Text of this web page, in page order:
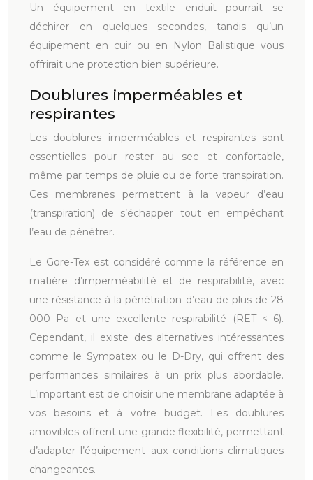
Un équipement en textile enduit pourrait se
déchirer en quelques secondes, tandis qu’un
équipement en cuir ou en Nylon Balistique vous
offrirait une protection bien supérieure.
Doublures imperméables et
respirantes
Les doublures imperméables et respirantes sont
essentielles pour rester au sec et confortable,
même par temps de pluie ou de forte transpiration.
Ces membranes permettent à la vapeur d’eau
(transpiration) de s’échapper tout en empêchant
l’eau de pénétrer.
Le Gore-Tex est considéré comme la référence en
matière d’imperméabilité et de respirabilité, avec
une résistance à la pénétration d’eau de plus de 28
000 Pa et une excellente respirabilité (RET < 6).
Cependant, il existe des alternatives intéressantes
comme le Sympatex ou le D-Dry, qui offrent des
performances similaires à un prix plus abordable.
L’important est de choisir une membrane adaptée à
vos besoins et à votre budget. Les doublures
amovibles offrent une grande flexibilité, permettant
d’adapter l’équipement aux conditions climatiques
changeantes.